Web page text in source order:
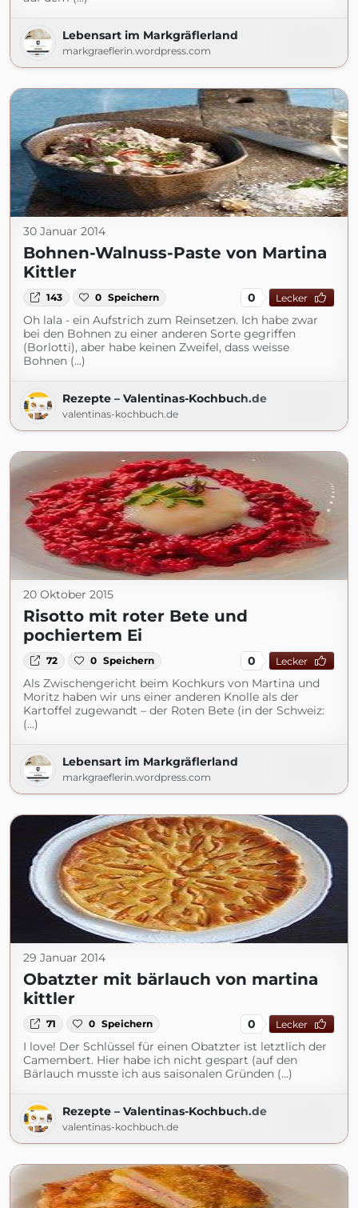
Lebensart im Markgräflerland
markgraeflerin.wordpress.com
30 Januar 2014
Bohnen-Walnuss-Paste von Martina
Kittler
143 0 Speichern 0 Lecker
Oh lala - ein Aufstrich zum Reinsetzen. Ich habe zwar
bei den Bohnen zu einer anderen Sorte gegriffen
(Borlotti), aber habe keinen Zweifel, dass weisse
Bohnen (...)
Rezepte – Valentinas-Kochbuch.de
valentinas-kochbuch.de
20 Oktober 2015
Risotto mit roter Bete und
pochiertem Ei
72 0 Speichern 0 Lecker
Als Zwischengericht beim Kochkurs von Martina und
Moritz haben wir uns einer anderen Knolle als der
Kartoffel zugewandt – der Roten Bete (in der Schweiz:
(...)
Lebensart im Markgräflerland
markgraeflerin.wordpress.com
29 Januar 2014
Obatzter mit bärlauch von martina
kittler
71 0 Speichern 0 Lecker
I love! Der Schlüssel für einen Obatzter ist letztlich der
Camembert. Hier habe ich nicht gespart (auf den
Bärlauch musste ich aus saisonalen Gründen (...)
Rezepte – Valentinas-Kochbuch.de
valentinas-kochbuch.de